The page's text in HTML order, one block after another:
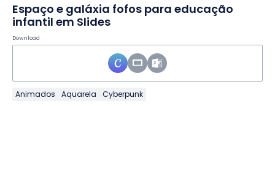
Espaço e galáxia fofos para educação
infantil em Slides
Download
Animados Aquarela Cyberpunk